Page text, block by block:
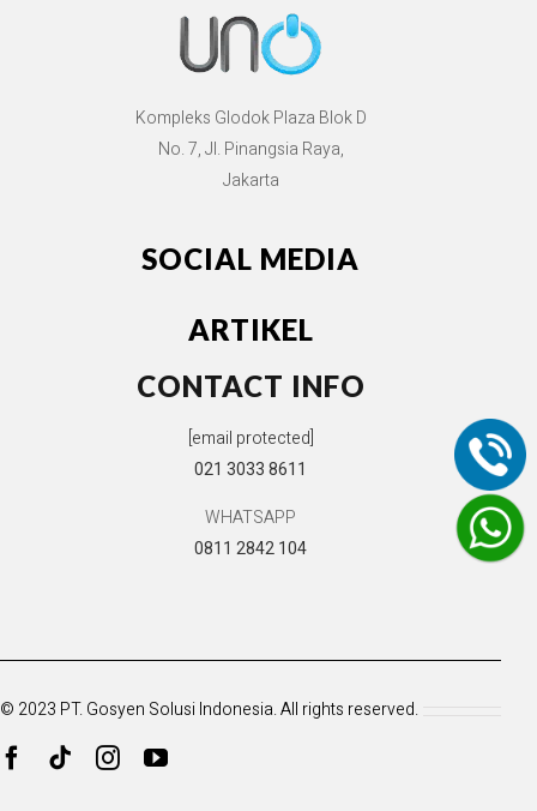
Kompleks Glodok Plaza Blok D
No. 7, Jl. Pinangsia Raya,
Jakarta
SOCIAL MEDIA
ARTIKEL
CONTACT INFO
[email protected]
021 3033 8611
WHATSAPP
0811 2842 104
© 2023 PT. Gosyen Solusi Indonesia. All rights reserved.